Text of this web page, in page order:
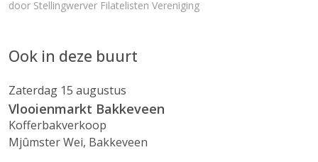
door Stellingwerver Filatelisten Vereniging
Ook in deze buurt
Zaterdag 15 augustus
Vlooienmarkt Bakkeveen
Kofferbakverkoop
Mjûmster Wei, Bakkeveen